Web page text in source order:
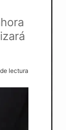
lectura